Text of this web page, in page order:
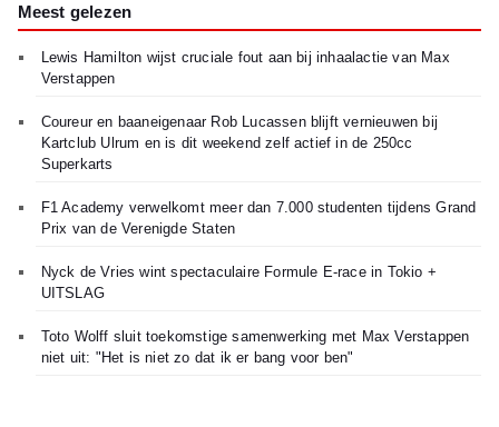
Meest gelezen
Lewis Hamilton wijst cruciale fout aan bij inhaalactie van Max
Verstappen
Coureur en baaneigenaar Rob Lucassen blijft vernieuwen bij
Kartclub Ulrum en is dit weekend zelf actief in de 250cc
Superkarts
F1 Academy verwelkomt meer dan 7.000 studenten tijdens Grand
Prix van de Verenigde Staten
Nyck de Vries wint spectaculaire Formule E-race in Tokio +
UITSLAG
Toto Wolff sluit toekomstige samenwerking met Max Verstappen
niet uit: "Het is niet zo dat ik er bang voor ben"